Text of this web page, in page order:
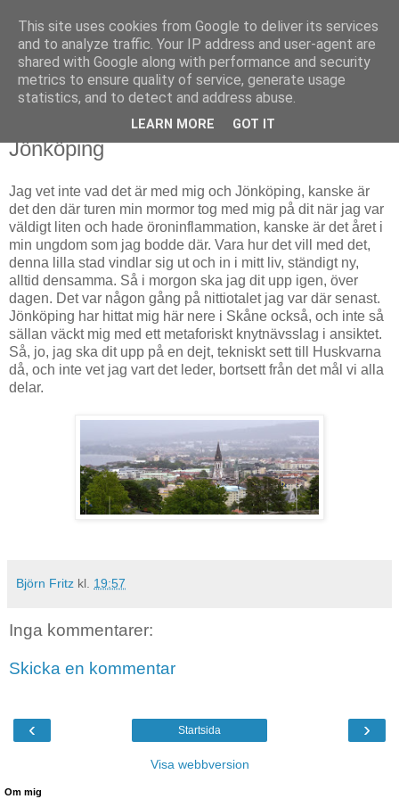
Björn Fritz
vad än som faller mig in
fredag, november 01, 2013
Jönköping
Jag vet inte vad det är med mig och Jönköping, kanske är
det den där turen min mormor tog med mig på dit när jag var
väldigt liten och hade öroninflammation, kanske är det året i
min ungdom som jag bodde där. Vara hur det vill med det,
denna lilla stad vindlar sig ut och in i mitt liv, ständigt ny,
alltid densamma. Så i morgon ska jag dit upp igen, över
dagen. Det var någon gång på nittiotalet jag var där senast.
Jönköping har hittat mig här nere i Skåne också, och inte så
sällan väckt mig med ett metaforiskt knytnävsslag i ansiktet.
Så, jo, jag ska dit upp på en dejt, tekniskt sett till Huskvarna
då, och inte vet jag vart det leder, bortsett från det mål vi alla
delar.
Björn Fritz kl. 19:57
Inga kommentarer:
Skicka en kommentar
‹ ›
Startsida
Visa webbversion
Om mig
This site uses cookies from Google to deliver its services
and to analyze traffic. Your IP address and user-agent are
shared with Google along with performance and security
metrics to ensure quality of service, generate usage
statistics, and to detect and address abuse.
LEARN MORE GOT IT